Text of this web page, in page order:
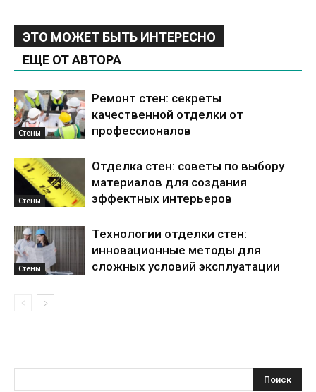
ЭТО МОЖЕТ БЫТЬ ИНТЕРЕСНО
ЕЩЕ ОТ АВТОРА
Стены
Ремонт стен: секреты
качественной отделки от
профессионалов
Стены
Отделка стен: советы по выбору
материалов для создания
эффектных интерьеров
Стены
Технологии отделки стен:
инновационные методы для
сложных условий эксплуатации